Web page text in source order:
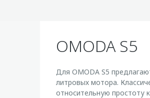
OMODA S5
Для OMODA S5
литровых мотора.
относительную простоту